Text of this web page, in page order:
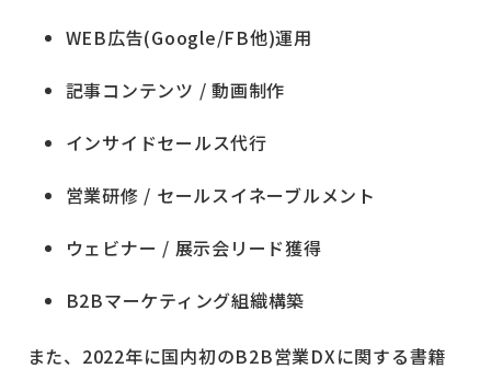
WEB広告(Google/FB他)運用
記事コンテンツ / 動画制作
インサイドセールス代行
営業研修 / セールスイネーブルメント
ウェビナー / 展示会リード獲得
B2Bマーケティング組織構築
また、2022年に国内初のB2B営業DXに関する書籍